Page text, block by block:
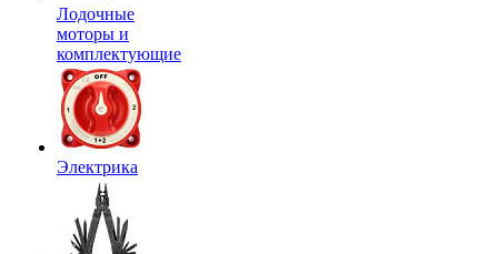
Лодочные
моторы и
комплектующие
Электрика